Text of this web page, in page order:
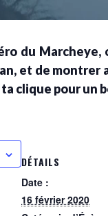
du
et de montrer
clique pour un
DÉTAILS
Date :
16 février 2020